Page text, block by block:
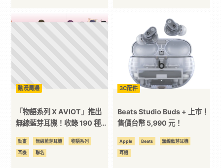
技
位
資
訊
動漫周邊
「物語系列 X AVIOT」推出
無線藍芽耳機！收錄 190 種角
動畫 無線藍芽耳機 物語系列
耳機 聯名
3C配件
Beats Studio Buds + 上市！
售價台幣 5,990 元！
Apple Beats 無線藍芽耳機
耳機